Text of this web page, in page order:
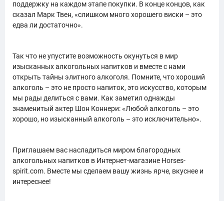
поддержку на каждом этапе покупки. В конце концов, как
сказал Марк Твен, «слишком много хорошего виски – это
едва ли достаточно».
Так что не упустите возможность окунуться в мир
изысканных алкогольных напитков и вместе с нами
открыть тайны элитного алкоголя. Помните, что хороший
алкоголь – это не просто напиток, это искусство, которым
мы рады делиться с вами. Как заметил однажды
знаменитый актер Шон Коннери: «Любой алкоголь – это
хорошо, но изысканный алкоголь – это исключительно».
Приглашаем вас насладиться миром благородных
алкогольных напитков в Интернет-магазине Horses-
spirit.com. Вместе мы сделаем вашу жизнь ярче, вкуснее и
интереснее!